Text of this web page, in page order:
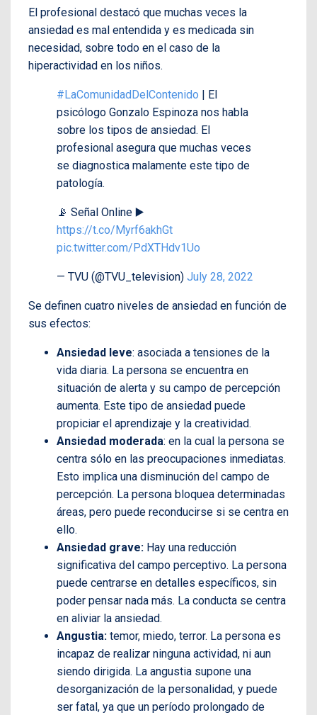
El profesional destacó que muchas veces la
ansiedad es mal entendida y es medicada sin
necesidad, sobre todo en el caso de la
hiperactividad en los niños.
#LaComunidadDelContenido | El
psicólogo Gonzalo Espinoza nos habla
sobre los tipos de ansiedad. El
profesional asegura que muchas veces
se diagnostica malamente este tipo de
patología.
📡 Señal Online ▶️
https://t.co/Myrf6akhGt
pic.twitter.com/PdXTHdv1Uo
— TVU (@TVU_television) July 28, 2022
Se definen cuatro niveles de ansiedad en función de
sus efectos:
Ansiedad leve: asociada a tensiones de la
vida diaria. La persona se encuentra en
situación de alerta y su campo de percepción
aumenta. Este tipo de ansiedad puede
propiciar el aprendizaje y la creatividad.
Ansiedad moderada: en la cual la persona se
centra sólo en las preocupaciones inmediatas.
Esto implica una disminución del campo de
percepción. La persona bloquea determinadas
áreas, pero puede reconducirse si se centra en
ello.
Ansiedad grave: Hay una reducción
significativa del campo perceptivo. La persona
puede centrarse en detalles específicos, sin
poder pensar nada más. La conducta se centra
en aliviar la ansiedad.
Angustia: temor, miedo, terror. La persona es
incapaz de realizar ninguna actividad, ni aun
siendo dirigida. La angustia supone una
desorganización de la personalidad, y puede
ser fatal, ya que un período prolongado de